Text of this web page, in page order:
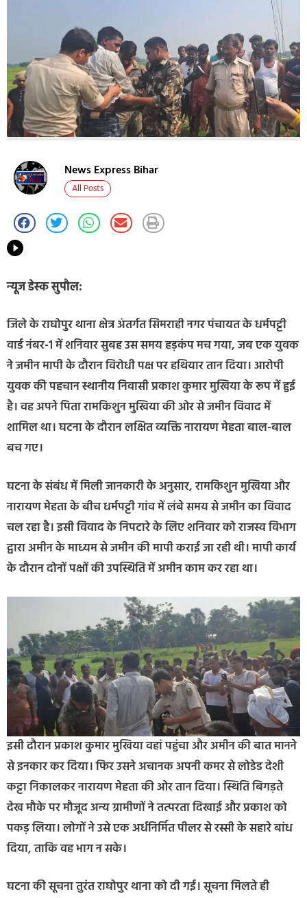
News Express Bihar
All Posts
न्यूज डेस्क सुपौल:
जिले के राघोपुर थाना क्षेत्र अंतर्गत सिमराही नगर पंचायत के धर्मपट्टी
वार्ड नंबर-1 में शनिवार सुबह उस समय हड़कंप मच गया, जब एक युवक
ने जमीन मापी के दौरान विरोधी पक्ष पर हथियार तान दिया। आरोपी
युवक की पहचान स्थानीय निवासी प्रकाश कुमार मुखिया के रूप में हुई
है। वह अपने पिता रामकिशुन मुखिया की ओर से जमीन विवाद में
शामिल था। घटना के दौरान लक्षित व्यक्ति नारायण मेहता बाल-बाल
बच गए।
घटना के संबंध में मिली जानकारी के अनुसार, रामकिशुन मुखिया और
नारायण मेहता के बीच धर्मपट्टी गांव में लंबे समय से जमीन का विवाद
चल रहा है। इसी विवाद के निपटारे के लिए शनिवार को राजस्व विभाग
द्वारा अमीन के माध्यम से जमीन की मापी कराई जा रही थी। मापी कार्य
के दौरान दोनों पक्षों की उपस्थिति में अमीन काम कर रहा था।
इसी दौरान प्रकाश कुमार मुखिया वहां पहुंचा और अमीन की बात मानने
से इनकार कर दिया। फिर उसने अचानक अपनी कमर से लोडेड देशी
कट्टा निकालकर नारायण मेहता की ओर तान दिया। स्थिति बिगड़ते
देख मौके पर मौजूद अन्य ग्रामीणों ने तत्परता दिखाई और प्रकाश को
पकड़ लिया। लोगों ने उसे एक अर्धनिर्मित पीलर से रस्सी के सहारे बांध
दिया, ताकि वह भाग न सके।
घटना की सूचना तुरंत राघोपुर थाना को दी गई। सूचना मिलते ही